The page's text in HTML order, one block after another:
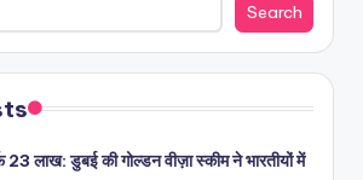
Search
23 लाख: डुबई की गोल्डन वीज़ा स्कीम ने भारतीयों में